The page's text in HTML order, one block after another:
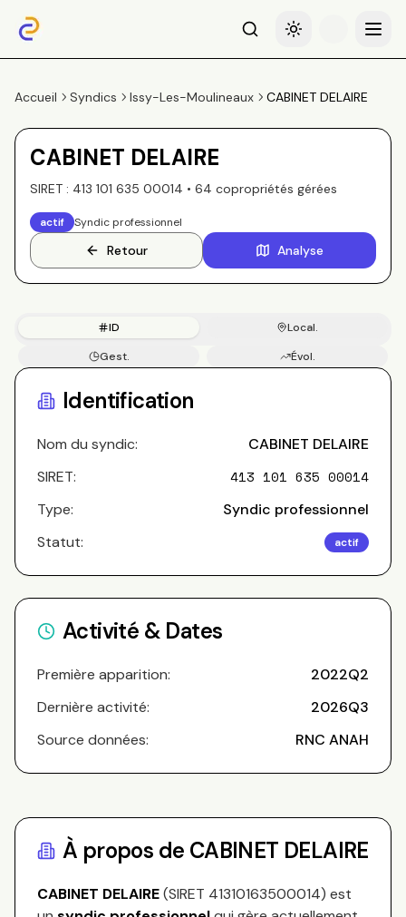
RechercheBasculer le thème
Menu
Accueil Syndics Issy-Les-Moulineaux CABINET DELAIRE
CABINET DELAIRE
SIRET : 413 101 635 00014 • 64 copropriétés gérées
actif Syndic professionnel
Retour Analyse
ID
Local.
Gest.
Évol.
Identification
Nom du syndic:
CABINET DELAIRE
SIRET:
413 101 635 00014
Type:
Syndic professionnel
Statut:
actif
Activité & Dates
Première apparition:
2022Q2
Dernière activité:
2026Q3
Source données:
RNC ANAH
À propos de CABINET DELAIRE
CABINET DELAIRE(SIRET 41310163500014) est